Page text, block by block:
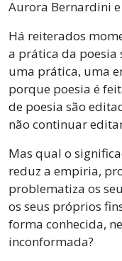
Aurora Bernardini
Há reiterados
a prática da poesia
uma prática, uma
porque poesia é
de poesia são
não continuar
Mas qual o
reduz a empiria,
problematiza os
os seus próprios
forma conhecida,
inconformada?